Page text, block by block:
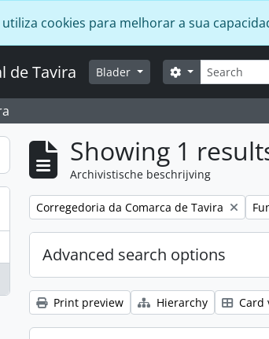
cookies para melhorar a sua
de Tavira Blader zoeken
Search options
Showing 1
Archivistische beschrijving
Remove filter:
Corregedoria da Comarca de Tavira
Advanced search options
Print preview Hierarchy Card